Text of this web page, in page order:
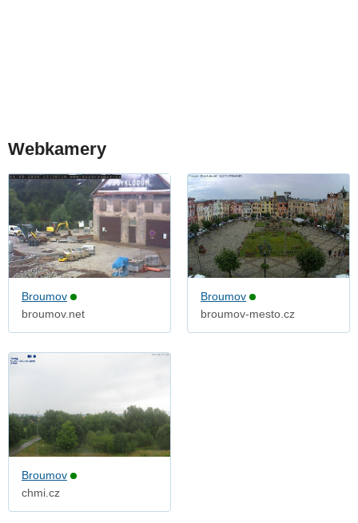
Webkamery
Broumov
broumov.net
Broumov
broumov-mesto.cz
Broumov
chmi.cz